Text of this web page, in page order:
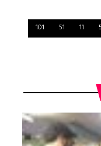
5
11
51
101